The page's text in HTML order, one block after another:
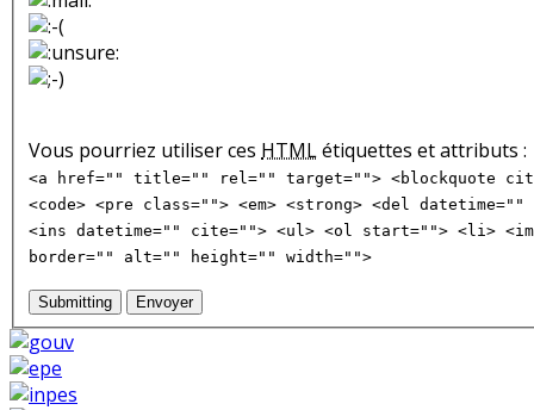
Vous pourriez utiliser ces HTMLétiquettes et attributs :
<a href="" title="" rel="" target=""> <blockquote
<code> <pre class=""> <em> <strong> <del
<ins datetime="" cite=""> <ul> <ol start=""> <li>
border="" alt="" height="" width="">
Submitting Envoyer